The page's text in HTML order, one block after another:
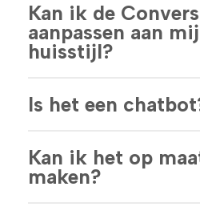
Kan ik de
aanpassen aan
huisstijl?
Absoluut, kleuren,
Is het een
interacties die je zelf
stellen, geen AI-
Kan ik het op
maken?